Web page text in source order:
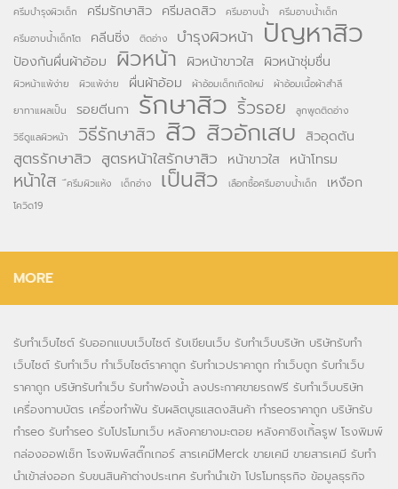
ครีมบำรุงผิวเด็ก
ครีมรักษาสิว ครีมลดสิว ครีมอาบน้ำ
ครีมอาบน้ำเด็ก
ครีมอาบน้ำเด็กโต
คลีนซิ่ง ติดอ่าง บำรุงผิวหน้า ปัญหาสิว
ป้องกันผื่นผ้าอ้อม ผิวหน้า ผิวหน้าขาวใส ผิวหน้าชุ่มชื่น
ผิวหน้าแพ้ง่าย ผิวแพ้ง่าย ผื่นผ้าอ้อม ผ้าอ้อมเด็กเกิดใหม่
ผ้าอ้อมเนื้อผ้าสำลี
ยาทาแผลเป็น
รอยตีนกา รักษาสิว ริ้วรอย
ลูกพูดติดอ่าง
วิธีดูแลผิวหน้า
วิธีรักษาสิว สิว สิวอักเสบ สิวอุดตัน
สูตรรักษาสิว สูตรหน้าใสรักษาสิว หน้าขาวใส หน้าโทรม
หน้าใส ึครีมผิวแห้ง เด็กอ่าง เป็นสิว เลือกซื้อครีมอาบน้ำเด็ก เหงือก
โควิด19
MORE
รับทำเว็บไซต์ รับออกแบบเว็บไซต์ รับเขียนเว็บ รับทำเว็บบริษัท บริษัทรับทำ
เว็บไซต์ รับทำเว็บ ทำเว็บไซต์ราคาถูก รับทำเวปราคาถูก ทำเว็บถูก รับทำเว็บ
ราคาถูก บริษัทรับทำเว็บ รับทำฟองน้ำ ลงประกาศขายรถฟรี รับทำเว็บบริษัท
เครื่องทาบบัตร เครื่องทำฟัน รับผลิตบูธแสดงสินค้า ทำseoราคาถูก บริษัทรับ
ทำseo รับทำseo รับโปรโมทเว็บ หลังคายางมะตอย หลังคาชิงเกิ้ลรูฟ โรงพิมพ์
กล่องออฟเซ็ท โรงพิมพ์สติ๊กเกอร์ สารเคมีMerck ขายเคมี ขายสารเคมี รับทำ
นำเข้าส่งออก รับขนสินค้าต่างประเทศ รับทำนำเข้า โปรโมทธุรกิจ ข้อมูลธุรกิจ